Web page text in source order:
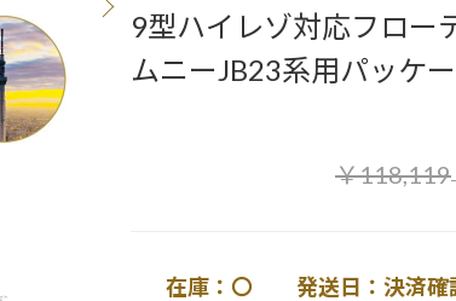
9型ハイレゾ対応フロー
ムニーJB23系用パッケ
￥118,119
在庫：〇 発送日：決済確